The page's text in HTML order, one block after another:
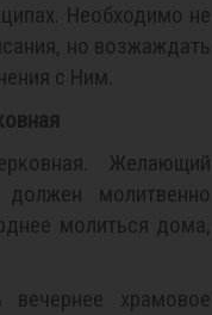
Необходимо не
но возжаждать
с Ним.
Желающий
молитвенно
молиться дома,
вечернее храмовое